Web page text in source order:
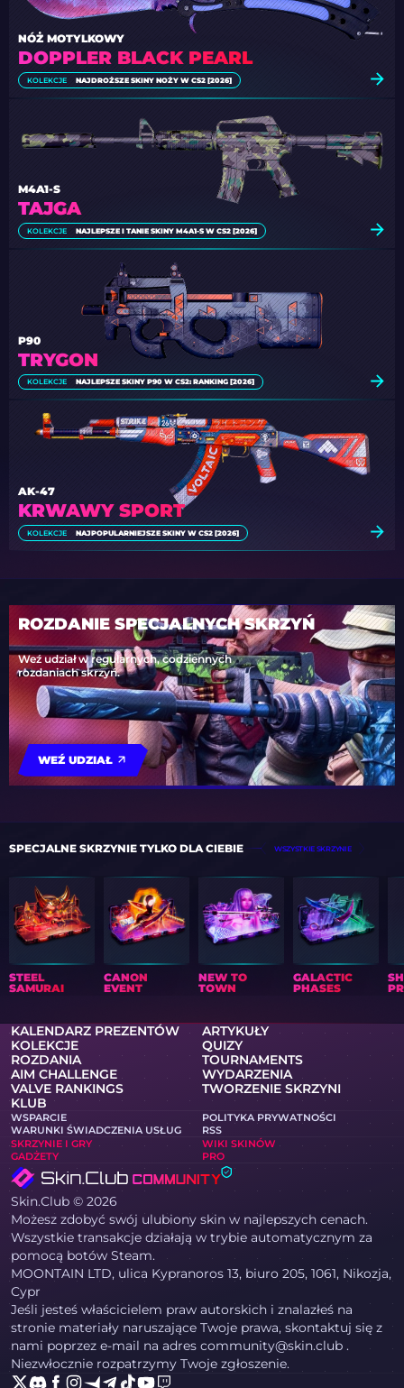
DOPPLER BLACK PEARL
NÓŻ MOTYLKOWY
KOLEKCJE NAJDROŻSZE SKINY NOŻY W CS2 [2026]
TAJGA
M4A1-S
KOLEKCJE NAJLEPSZE I TANIE SKINY M4A1-S W CS2 [2026]
TRYGON
P90
KOLEKCJE NAJLEPSZE SKINY P90 W CS2: RANKING [2026]
KRWAWY SPORT
AK-47
KOLEKCJE NAJPOPULARNIEJSZE SKINY W CS2 [2026]
ROZDANIE SPECJALNYCH SKRZYŃ
Weź udział w regularnych, codziennych
rozdaniach skrzyń.
WEŹ UDZIAŁ
SPECJALNE SKRZYNIE TYLKO DLA CIEBIE WSZYSTKIE SKRZYNIE
STEEL
SAMURAI
CANON
EVENT
NEW TO
TOWN
GALACTIC
PHASES
KALENDARZ PREZENTÓW
ARTYKUŁY
KOLEKCJE
QUIZY
ROZDANIA
TOURNAMENTS
AIM CHALLENGE
WYDARZENIA
VALVE RANKINGS
TWORZENIE SKRZYNI
KLUB
WSPARCIE
POLITYKA PRYWATNOŚCI
WARUNKI ŚWIADCZENIA USŁUG
RSS
SKRZYNIE I GRY
WIKI SKINÓW
GADŻETY
PRO
Skin.Club © 2026
Możesz zdobyć swój ulubiony skin w najlepszych cenach.
Wszystkie transakcje działają w trybie automatycznym za
pomocą botów Steam.
MOONTAIN LTD, ulica Kypranoros 13, biuro 205, 1061, Nikozja,
Cypr
Jeśli jesteś właścicielem praw autorskich i znalazłeś na
stronie materiały naruszające Twoje prawa, skontaktuj się z
nami poprzez e-mail na adres community@skin.club .
Niezwłocznie rozpatrzymy Twoje zgłoszenie.